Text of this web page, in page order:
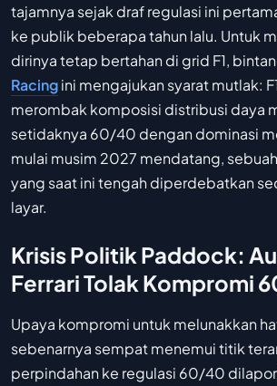
tajamnya sejak draf regulasi ini
ke publik beberapa tahun lalu. Untuk
dirinya tetap bertahan di grid F1,
Racingini mengajukan syarat mutlak:
merombak komposisi distribusi daya
setidaknya 60/40 dengan dominasi
mulai musim 2027 mendatang,
yang saat ini tengah diperdebatkan
layar.
Krisis Politik Paddock:
Ferrari Tolak Kompromi
Upaya kompromi untuk melunakkan
sebenarnya sempat menemui titik
perpindahan ke regulasi 60/40